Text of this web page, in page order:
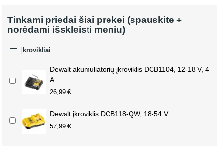
Tinkami priedai šiai prekei (spauskite +
norėdami išskleisti meniu)
 Įkrovikliai
Dewalt akumuliatorių įkroviklis DCB1104, 12-18 V, 4
A
26,99 €
Dewalt įkroviklis DCB118-QW, 18-54 V
57,99 €